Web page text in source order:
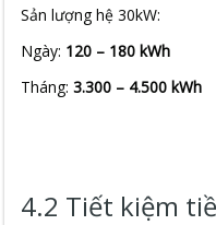
Sản lượng hệ 30kW:
Ngày: 120 – 180 kWh
Tháng:3.300 – 4.500 kWh
4.2 Tiết kiệm